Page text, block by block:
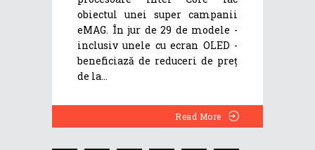
obiectul unei super campanii
eMAG. În jur de 29 de modele -
inclusiv unele cu ecran OLED -
beneficiază de reduceri de preț
de la
Read More